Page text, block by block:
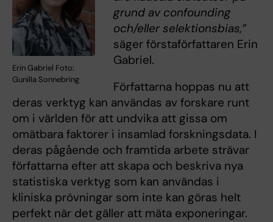
Erin Gabriel Foto:
Gunilla Sonnebring
grund av confounding
och/eller selektionsbias,”
säger förstaförfattaren Erin
Gabriel.
Författarna hoppas nu att
deras verktyg kan användas av forskare runt
om i världen för att undvika att gissa om
omätbara faktorer i insamlad forskningsdata. I
deras pågående och framtida arbete strävar
författarna efter att skapa och beskriva nya
statistiska verktyg som kan användas i
kliniska prövningar som inte kan göras helt
perfekt när det gäller att mäta exponeringar.